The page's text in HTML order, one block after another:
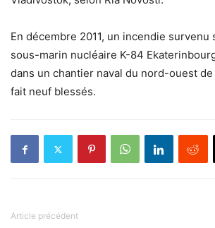
En décembre 2011, un incendie survenu
sous-marin nucléaire K-84
dans un chantier naval du nord-ouest de
fait neuf blessés.
Article précédent